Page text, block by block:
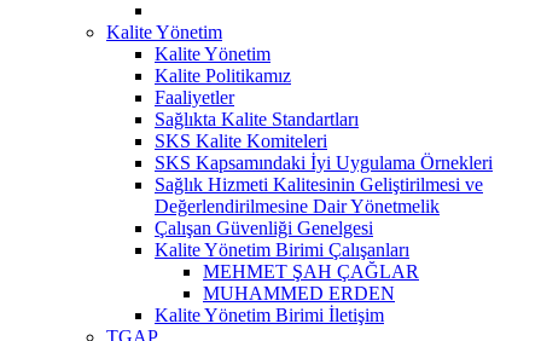
Kalite Yönetim
Kalite Yönetim
Kalite Politikamız
Faaliyetler
Sağlıkta Kalite Standartları
SKS Kalite Komiteleri
SKS Kapsamındaki İyi Uygulama Örnekleri
Sağlık Hizmeti Kalitesinin Geliştirilmesi ve
Değerlendirilmesine Dair Yönetmelik
Çalışan Güvenliği Genelgesi
Kalite Yönetim Birimi Çalışanları
MEHMET ŞAH ÇAĞLAR
MUHAMMED ERDEN
Kalite Yönetim Birimi İletişim
TGAP